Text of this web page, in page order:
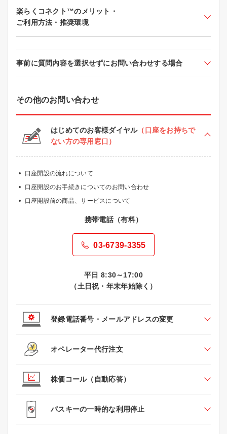
楽らくコネクト™のメリット・
ご利用方法・推奨環境
事前に質問内容を選択せずにお問い合わせする場合
その他のお問い合わせ
はじめてのお客様ダイヤル（口座をお持ちで
ない方の専用窓口）
口座開設の流れについて
口座開設のお手続きについてのお問い合わせ
口座開設前の商品、サービスについて
携帯電話（有料）
03-6739-3355
平日 8:30～17:00
（土日祝・年末年始除く）
登録電話番号・メールアドレスの変更
オペレーター代行注文
株価コール（自動応答）
パスキーの一時的な利用停止